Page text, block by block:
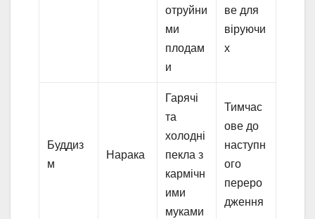
отруйни
ми
плодам
и
ве для
віруючи
х
Буддиз
м
Нарака
Гарячі
та
холодні
пекла з
кармічн
ими
муками
Тимчас
ове до
наступн
ого
переро
дження